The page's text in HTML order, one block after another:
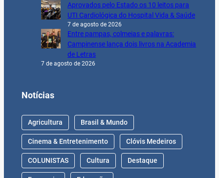
Aprovados pelo Estado os 10 leitos para
UTI Cardiológica do Hospital Vida & Saúde
7 de agosto de 2026
Entre pampas, colmeias e palavras:
Campinense lança dois livros na Academia
de Letras
7 de agosto de 2026
Notícias
Agricultura Brasil & Mundo
Cinema & Entretenimento Clóvis Medeiros
COLUNISTAS Cultura Destaque